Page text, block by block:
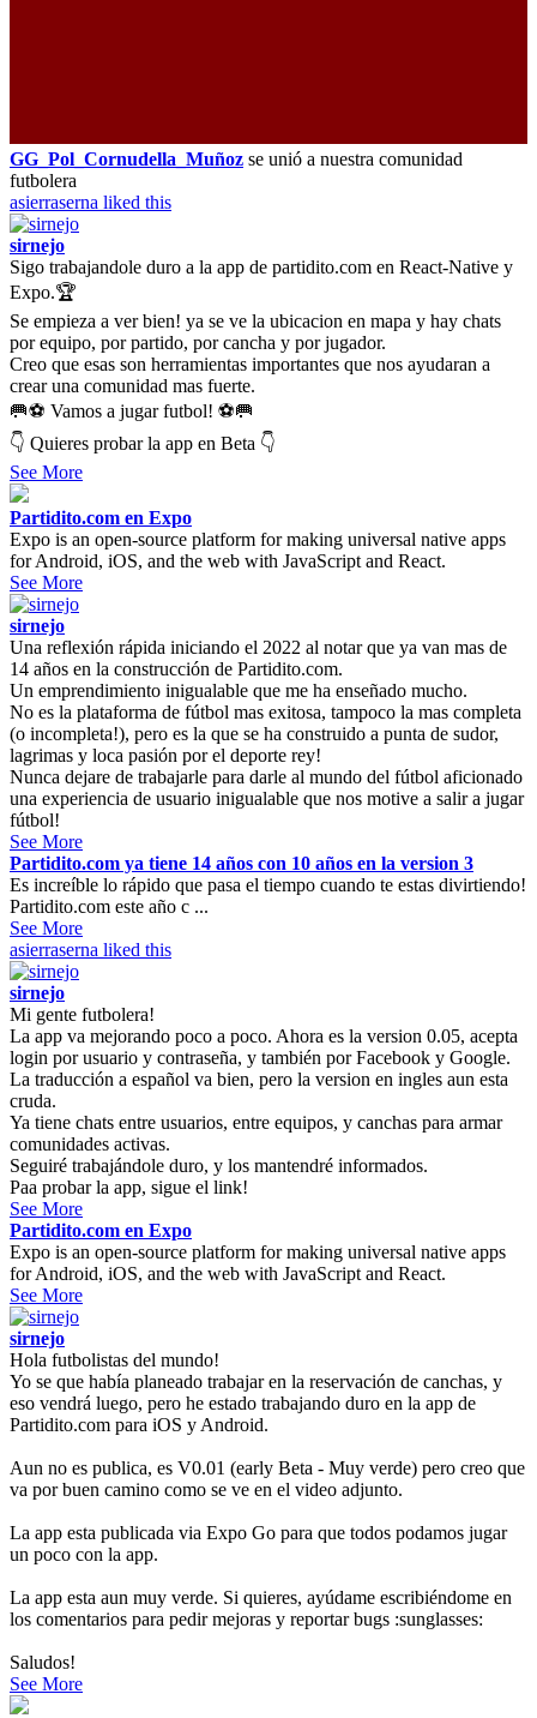
GG_Pol_Cornudella_Muñoz se unió a nuestra comunidad
futbolera
asierraserna liked this
sirnejo
Sigo trabajandole duro a la app de partidito.com en React-Native y
Expo.🏆
Se empieza a ver bien! ya se ve la ubicacion en mapa y hay chats
por equipo, por partido, por cancha y por jugador.
Creo que esas son herramientas importantes que nos ayudaran a
crear una comunidad mas fuerte.
🥅⚽ Vamos a jugar futbol! ⚽🥅
👇 Quieres probar la app en Beta 👇
See More
Partidito.com en Expo
Expo is an open-source platform for making universal native apps
for Android, iOS, and the web with JavaScript and React.
See More
sirnejo
Una reflexión rápida iniciando el 2022 al notar que ya van mas de
14 años en la construcción de Partidito.com.
Un emprendimiento inigualable que me ha enseñado mucho.
No es la plataforma de fútbol mas exitosa, tampoco la mas completa
(o incompleta!), pero es la que se ha construido a punta de sudor,
lagrimas y loca pasión por el deporte rey!
Nunca dejare de trabajarle para darle al mundo del fútbol aficionado
una experiencia de usuario inigualable que nos motive a salir a jugar
fútbol!
See More
Partidito.com ya tiene 14 años con 10 años en la version 3
Es increíble lo rápido que pasa el tiempo cuando te estas divirtiendo!
Partidito.com este año c ...
See More
asierraserna liked this
sirnejo
Mi gente futbolera!
La app va mejorando poco a poco. Ahora es la version 0.05, acepta
login por usuario y contraseña, y también por Facebook y Google.
La traducción a español va bien, pero la version en ingles aun esta
cruda.
Ya tiene chats entre usuarios, entre equipos, y canchas para armar
comunidades activas.
Seguiré trabajándole duro, y los mantendré informados.
Paa probar la app, sigue el link!
See More
Partidito.com en Expo
Expo is an open-source platform for making universal native apps
for Android, iOS, and the web with JavaScript and React.
See More
sirnejo
Hola futbolistas del mundo!
Yo se que había planeado trabajar en la reservación de canchas, y
eso vendrá luego, pero he estado trabajando duro en la app de
Partidito.com para iOS y Android.
Aun no es publica, es V0.01 (early Beta - Muy verde) pero creo que
va por buen camino como se ve en el video adjunto.
La app esta publicada via Expo Go para que todos podamos jugar
un poco con la app.
La app esta aun muy verde. Si quieres, ayúdame escribiéndome en
los comentarios para pedir mejoras y reportar bugs :sunglasses:
Saludos!
See More